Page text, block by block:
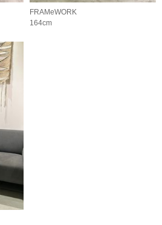
FRAMeWORK
164cm